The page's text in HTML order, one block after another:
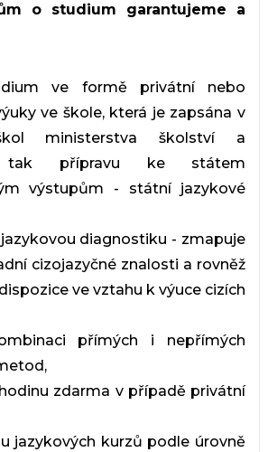
o studium garantujeme a
ve formě privátní nebo
ve škole, která je zapsána v
ministerstva školství a
tak přípravu ke státem
výstupům - státní jazykové
diagnostiku - zmapuje
cizojazyčné znalosti a rovněž
ve vztahu k výuce cizích
přímých i nepřímých
zdarma v případě privátní
jazykových kurzů podle úrovně